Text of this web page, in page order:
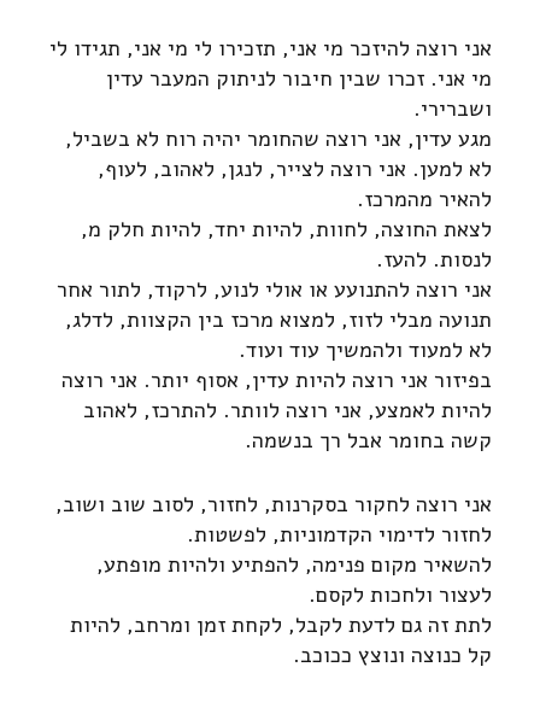
אני רוצה להיזכר מי אני, תזכירו לי מי אני, תגידו לי
מי אני. זכרו שבין חיבור לניתוק המעבר עדין
ושברירי.
מגע עדין, אני רוצה שהחומר יהיה רוח לא בשביל,
לא למען. אני רוצה לצייר, לנגן, לאהוב, לעוף,
להאיר מהמרכז.
לצאת החוצה, לחוות, להיות יחד, להיות חלק מ,
לנסות. להעז.
אני רוצה להתנועע או אולי לנוע, לרקוד, לתור אחר
תנועה מבלי לזוז, למצוא מרכז בין הקצוות, לדלג,
לא למעוד ולהמשיך עוד ועוד.
בפיזור אני רוצה להיות עדין, אסוף יותר. אני רוצה
להיות לאמצע, אני רוצה לוותר. להתרכז, לאהוב
קשה בחומר אבל רך בנשמה.
אני רוצה לחקור בסקרנות, לחזור, לסוב שוב ושוב,
לחזור לדימוי הקדמוניות, לפשטות.
להשאיר מקום פנימה, להפתיע ולהיות מופתע,
לעצור ולחכות לקסם.
לתת זה גם לדעת לקבל, לקחת זמן ומרחב, להיות
קל כנוצה ונוצץ ככוכב.